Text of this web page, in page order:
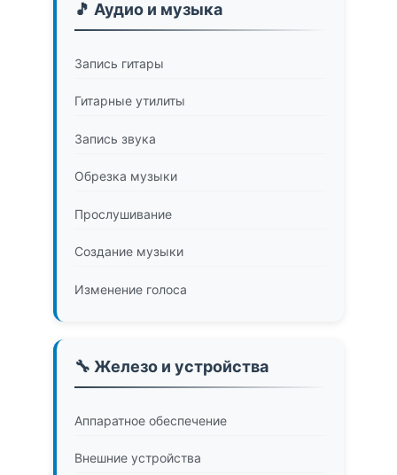
🎵 Аудио и музыка
Запись гитары
Гитарные утилиты
Запись звука
Обрезка музыки
Прослушивание
Создание музыки
Изменение голоса
🔧 Железо и устройства
Аппаратное обеспечение
Внешние устройства